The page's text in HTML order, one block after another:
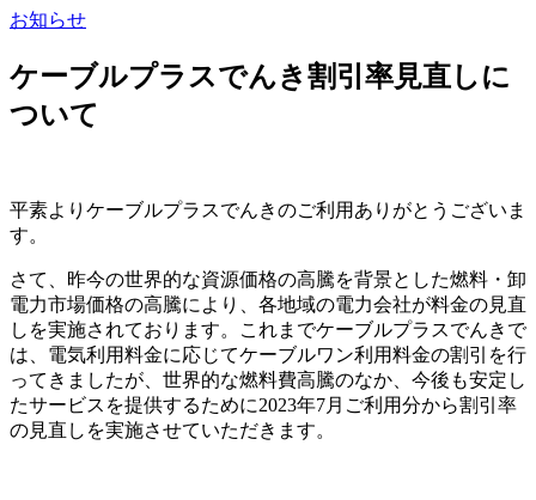
お知らせ
ケーブルプラスでんき割引率見直しに
ついて
平素よりケーブルプラスでんきのご利用ありがとうございま
す。
さて、昨今の世界的な資源価格の高騰を背景とした燃料・卸
電力市場価格の高騰により、各地域の電力会社が料金の見直
しを実施されております。これまでケーブルプラスでんきで
は、電気利用料金に応じてケーブルワン利用料金の割引を行
ってきましたが、世界的な燃料費高騰のなか、今後も安定し
たサービスを提供するために2023年7月ご利用分から割引率
の見直しを実施させていただきます。